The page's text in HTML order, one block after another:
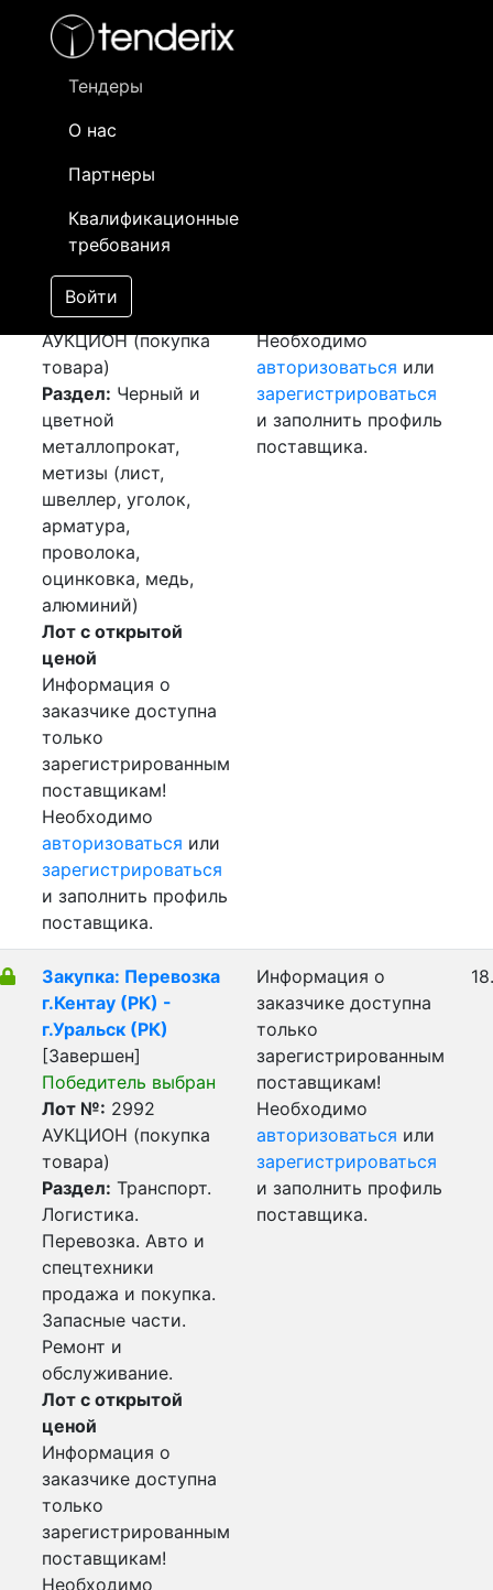
Тендеры
О нас
Партнеры
Квалификационные
требования
Войти
- активный лот
- сохраненный лот (не опубликован)
Закупка: Лист
нержавейка
[Завершен]
Победитель выбран
Лот №:2993
АУКЦИОН (покупка
товара)
Раздел: Черный и
цветной
металлопрокат,
метизы (лист,
швеллер, уголок,
арматура,
проволока,
оцинковка, медь,
алюминий)
Лот с открытой
ценой
Информация о
заказчике доступна
только
зарегистрированным
поставщикам!
Необходимо
авторизоваться или
зарегистрироваться
и заполнить профиль
поставщика.
Необходимо
авторизоваться или
зарегистрироваться
и заполнить профиль
поставщика.
Закупка: Перевозка
г.Кентау (РК) -
г.Уральск (РК)
[Завершен]
Победитель выбран
Лот №: 2992
АУКЦИОН (покупка
товара)
Раздел: Транспорт.
Логистика.
Перевозка. Авто и
спецтехники
продажа и покупка.
Запасные части.
Ремонт и
обслуживание.
Лот с открытой
ценой
Информация о
заказчике доступна
только
зарегистрированным
поставщикам!
Необходимо
Информация о
заказчике доступна
только
зарегистрированным
поставщикам!
Необходимо
авторизоваться или
зарегистрироваться
и заполнить профиль
поставщика.